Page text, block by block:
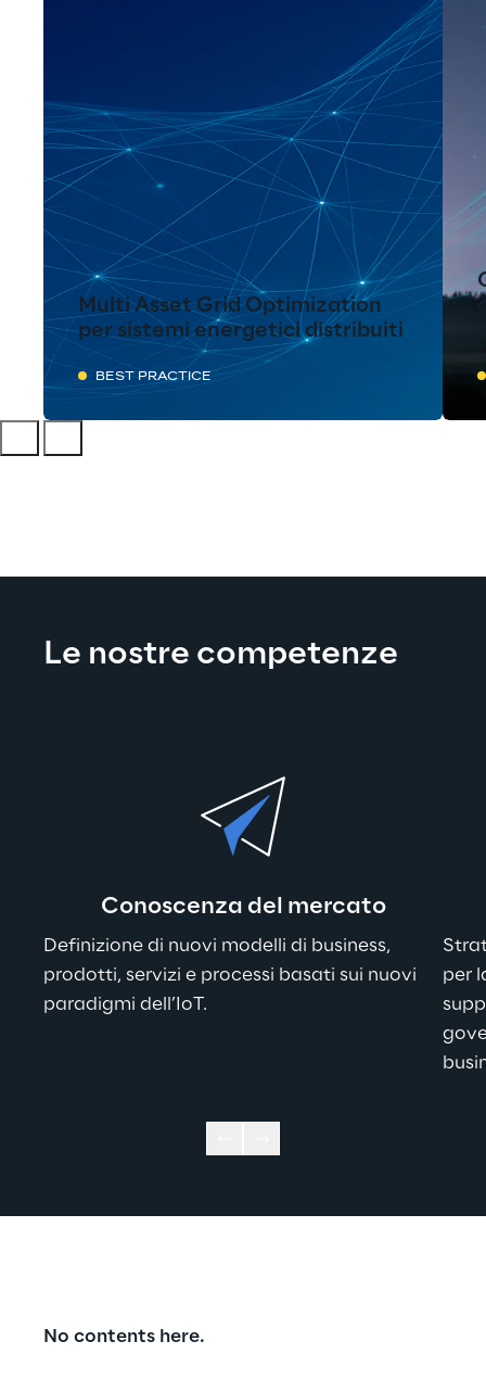
Multi Asset Grid Optimization
per sistemi energetici distribuiti
BEST PRACTICE
Le nostre competenze
Conoscenza del mercato
Definizione di nuovi modelli di business,
prodotti, servizi e processi basati sui nuovi
paradigmi dell’IoT.
per
No contents here.